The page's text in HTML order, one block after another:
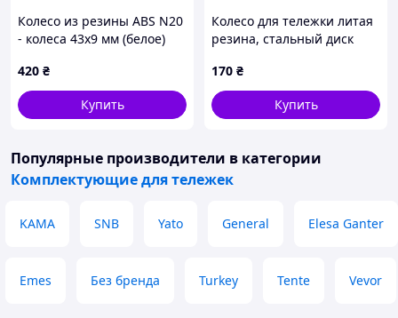
Колесо из резины ABS N20
- колеса 43x9 мм (белое)
420 ₴
Купить
Колесо для тележки литая
резина, стальный диск
БЕМАС
170 ₴
Купить
Популярные производители в категории
Комплектующие для тележек
KAMA SNB Yato General Elesa Ganter
Emes Без бренда Turkey Tente Vevor